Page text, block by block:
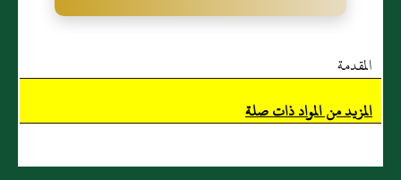
سبحان الله والحمد لله والله
كلهن ثلاثا وثلاثين متفق
عليه. وزاد مسلم في روايته
فرجع فقراء المهاجرين إلى
وهو على كل
شيء قدير اللهم
لا مانع لما
أعطيت ولا
ولا ينفع ذا الجد
وأعوذ بك من
العمر وأعوذ بك
فتنة القبر رواه
المقدمة
المزيد من المواد ذات صلة